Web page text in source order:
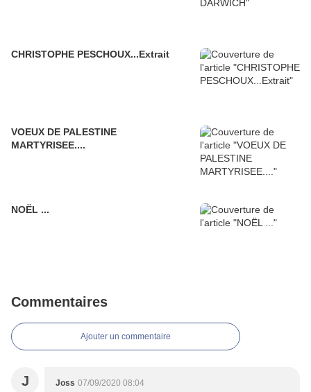
CHRISTOPHE PESCHOUX...Extrait
VOEUX DE PALESTINE
MARTYRISEE....
NOËL ...
Commentaires
Ajouter un commentaire
J Joss 07/09/2020 08:04